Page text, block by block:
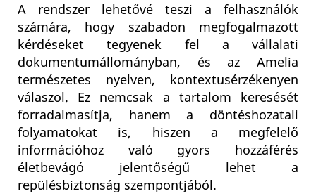
A rendszer lehetővé teszi a felhasználók
számára, hogy szabadon megfogalmazott
kérdéseket tegyenek fel a vállalati
dokumentumállományban, és az Amelia
természetes nyelven, kontextusérzékenyen
válaszol. Ez nemcsak a tartalom keresését
forradalmasítja, hanem a döntéshozatali
folyamatokat is, hiszen a megfelelő
információhoz való gyors hozzáférés
életbevágó jelentőségű lehet a
repülésbiztonság szempontjából.